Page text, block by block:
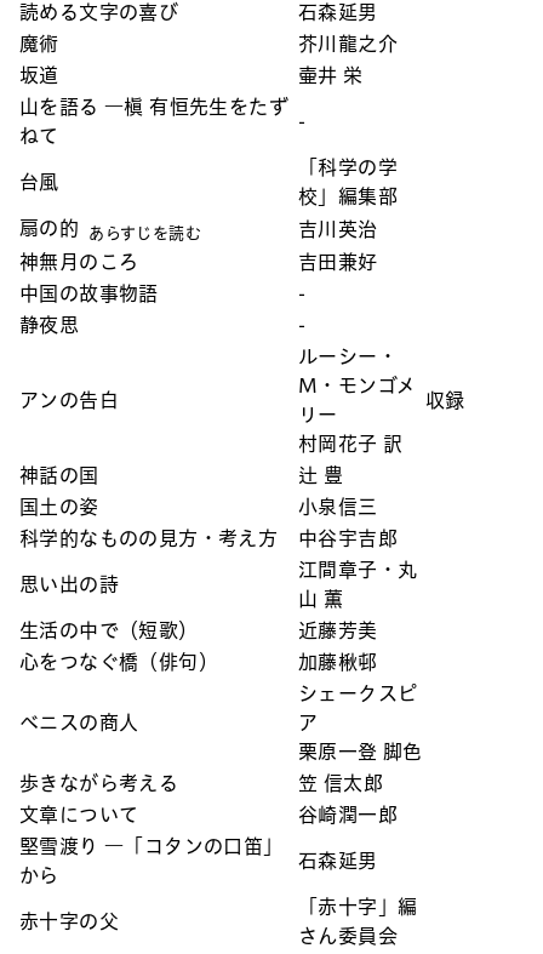
読める文字の喜び
石森延男
魔術
芥川龍之介
坂道
壷井 栄
山を語る ―槇 有恒先生をたず
ねて
-
台風
「科学の学
校」編集部
扇の的
あらすじを読む
吉川英治
神無月のころ
吉田兼好
中国の故事物語
-
静夜思
-
アンの告白
ルーシー・
M・モンゴメ
リー
村岡花子 訳
収録
神話の国
辻 豊
国土の姿
小泉信三
科学的なものの見方・考え方
中谷宇吉郎
思い出の詩
江間章子・丸
山 薫
生活の中で（短歌）
近藤芳美
心をつなぐ橋（俳句）
加藤楸邨
ベニスの商人
シェークスピ
ア
栗原一登 脚色
歩きながら考える
笠 信太郎
文章について
谷崎潤一郎
堅雪渡り ―「コタンの口笛」
から
石森延男
赤十字の父
「赤十字」編
さん委員会